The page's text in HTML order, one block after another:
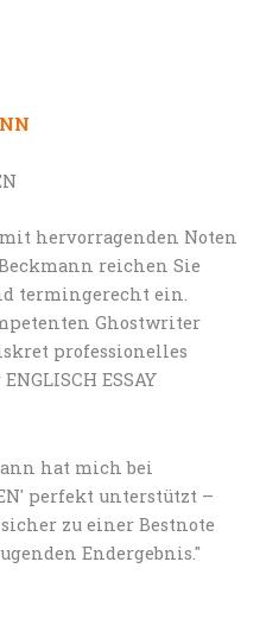
hervorragenden Noten
reichen Sie
termingerecht ein.
Ghostwriter
professionelles
ESSAY
hat mich bei
perfekt unterstützt –
zu einer Bestnote
Endergebnis."